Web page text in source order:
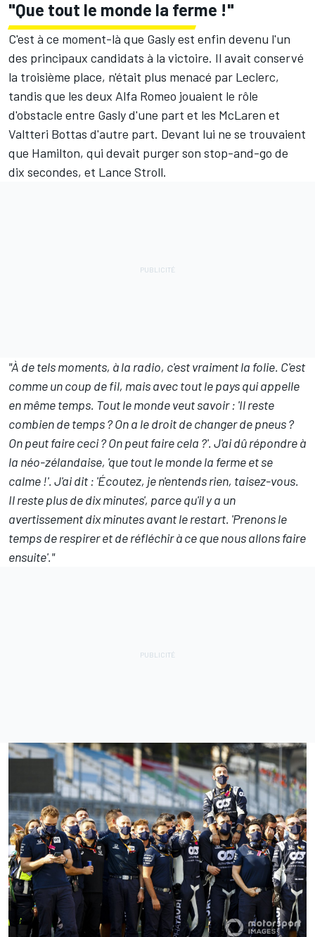
"Que tout le monde la ferme !"
C'est à ce moment-là que Gasly est enfin devenu l'un
des principaux candidats à la victoire. Il avait conservé
la troisième place, n'était plus menacé par Leclerc,
tandis que les deux Alfa Romeo jouaient le rôle
d'obstacle entre Gasly d'une part et les McLaren et
Valtteri Bottas d'autre part. Devant lui ne se trouvaient
que Hamilton, qui devait purger son stop-and-go de
dix secondes, et Lance Stroll.
"À de tels moments, à la radio, c'est vraiment la folie. C'est
comme un coup de fil, mais avec tout le pays qui appelle
en même temps. Tout le monde veut savoir : 'Il reste
combien de temps ? On a le droit de changer de pneus ?
On peut faire ceci ? On peut faire cela ?'. J'ai dû répondre à
la néo-zélandaise, 'que tout le monde la ferme et se
calme !'. J'ai dit : 'Écoutez, je n'entends rien, taisez-vous.
Il reste plus de dix minutes', parce qu'il y a un
avertissement dix minutes avant le restart. 'Prenons le
temps de respirer et de réfléchir à ce que nous allons faire
ensuite'."